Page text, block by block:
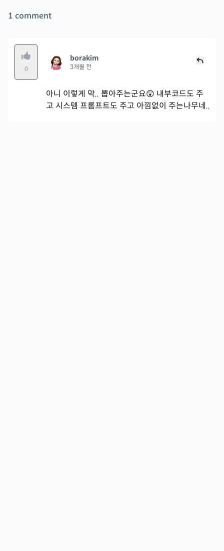
1 comment
0
borakim
3개월 전
아니 이렇게 막.. 뽑아주는군요😲 내부코드도 주
고 시스템 프롬프트도 주고 아낌없이 주는나무네..